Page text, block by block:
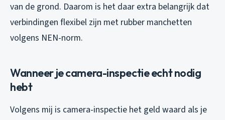
van de grond. Daarom is het daar extra belangrijk dat
verbindingen flexibel zijn met rubber manchetten
volgens NEN-norm.
Wanneer je camera-inspectie echt nodig
hebt
Volgens mij is camera-inspectie het geld waard als je